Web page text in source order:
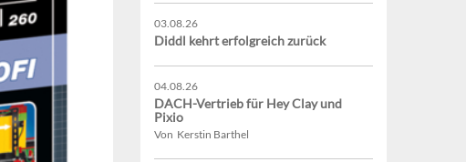
03.08.26
Diddl kehrt erfolgreich zurück
04.08.26
DACH-Vertrieb für Hey Clay und
Pixio
Von Kerstin Barthel